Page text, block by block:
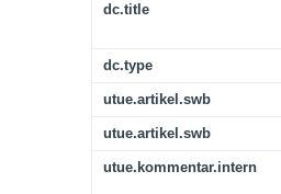
dc.title
dc.type
utue.artikel.swb
utue.artikel.swb
utue.kommentar.intern